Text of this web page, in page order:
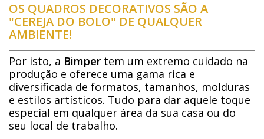
OS QUADROS DECORATIVOS SÃO A
"CEREJA DO BOLO" DE QUALQUER
AMBIENTE!
Por isto, a Bimper tem um extremo cuidado na
produção e oferece uma gama rica e
diversificada de formatos, tamanhos, molduras
e estilos artísticos. Tudo para dar aquele toque
especial em qualquer área da sua casa ou do
seu local de trabalho.